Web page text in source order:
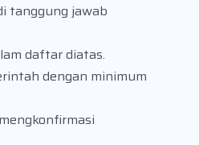
tanggung jawab
daftar diatas.
dengan minimum